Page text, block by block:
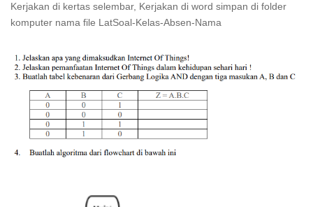
Kerjakan di kertas selembar, Kerjakan di word simpan di folder
komputer nama file LatSoal-Kelas-Absen-Nama